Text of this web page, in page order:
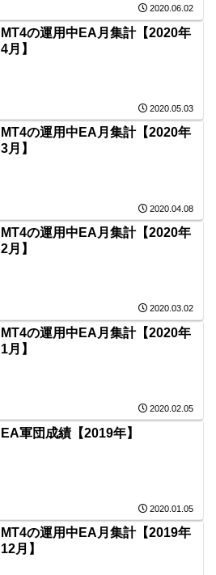
2020.06.02
MT4の運用中EA月集計【2020年
4月】
2020.05.03
MT4の運用中EA月集計【2020年
3月】
2020.04.08
MT4の運用中EA月集計【2020年
2月】
2020.03.02
MT4の運用中EA月集計【2020年
1月】
2020.02.05
EA軍団成績【2019年】
2020.01.05
MT4の運用中EA月集計【2019年
12月】